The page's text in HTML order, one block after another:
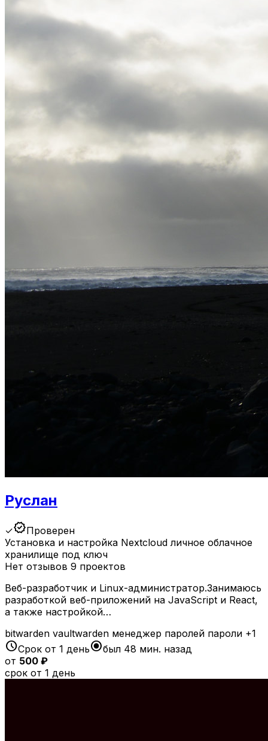
Руслан
✓verifiedПроверен
Установка и настройка Nextcloud личное облачное
хранилище под ключ
Нет отзывов 9 проектов
Веб-разработчик и Linux-администратор.Занимаюсь
разработкой веб-приложений на JavaScript и React,
а также настройкой…
bitwarden vaultwarden менеджер паролей пароли +1
scheduleСрок от 1 деньradio_button_checkedбыл 48 мин. назад
от 500 ₽
срок от 1 день